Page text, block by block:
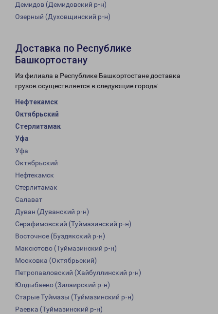
Демидов (Демидовский р-н)
Озерный (Духовщинский р-н)
Доставка по Республике
Башкортостану
Из филиала в Республике Башкортостане доставка
грузов осуществляется в следующие города:
Нефтекамск
Октябрьский
Стерлитамак
Уфа
Уфа
Октябрьский
Нефтекамск
Стерлитамак
Салават
Дуван (Дуванский р-н)
Серафимовский (Туймазинский р-н)
Восточное (Буздякский р-н)
Максютово (Туймазинский р-н)
Московка (Октябрьский)
Петропавловский (Хайбуллинский р-н)
Юлдыбаево (Зилаирский р-н)
Старые Туймазы (Туймазинский р-н)
Раевка (Туймазинский р-н)